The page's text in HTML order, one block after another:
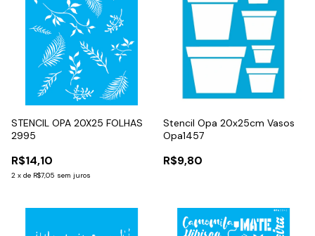
STENCIL OPA 20X25 FOLHAS
2995
R$14,10
2 x de R$7,05 sem juros
Stencil Opa 20x25cm Vasos
Opa1457
R$9,80